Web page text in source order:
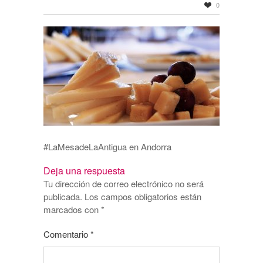
0
#LaMesadeLaAntigua en Andorra
Deja una respuesta
Tu dirección de correo electrónico no será
publicada. Los campos obligatorios están
marcados con*
Comentario*